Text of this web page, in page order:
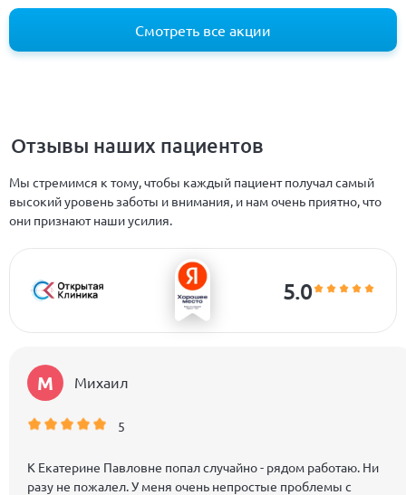
Смотреть все акции
Отзывы наших пациентов
Мы стремимся к тому, чтобы каждый пациент получал самый
высокий уровень заботы и внимания, и нам очень приятно, что
они признают наши усилия.
5.0
М Михаил
5
К Екатерине Павловне попал случайно - рядом работаю. Ни
разу не пожалел. У меня очень непростые проблемы с